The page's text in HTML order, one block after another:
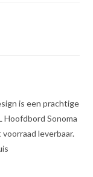
is een prachtige
Hoofdbord Sonoma
leverbaar.